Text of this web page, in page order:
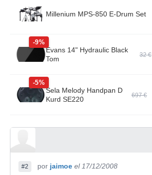
Millenium MPS-850 E-Drum Set
-9%
Evans 14" Hydraulic Black
Tom
32 €
-5%
Sela Melody Handpan D
Kurd SE220
697 €
#2 por jaimoe el 17/12/2008